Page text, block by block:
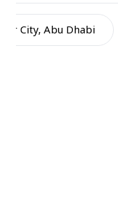
City, Abu Dhabi